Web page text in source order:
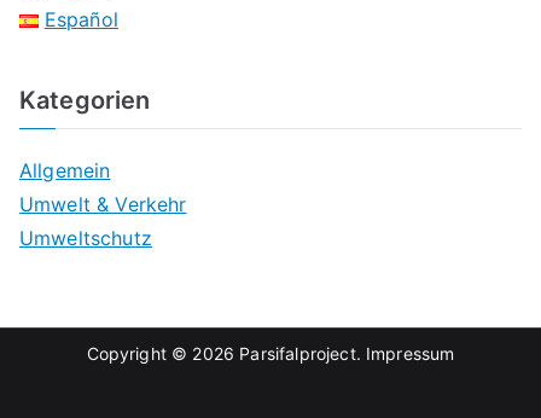
Español
Kategorien
Allgemein
Umwelt & Verkehr
Umweltschutz
Copyright © 2026 Parsifalproject. Impressum